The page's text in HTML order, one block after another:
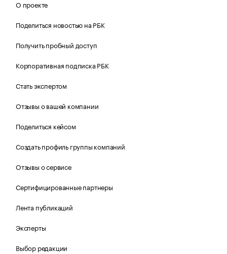
О проекте
Поделиться новостью на РБК
Получить пробный доступ
Корпоративная подписка РБК
Стать экспертом
Отзывы о вашей компании
Поделиться кейсом
Создать профиль группы компаний
Отзывы о сервисе
Сертифицированные партнеры
Лента публикаций
Эксперты
Выбор редакции